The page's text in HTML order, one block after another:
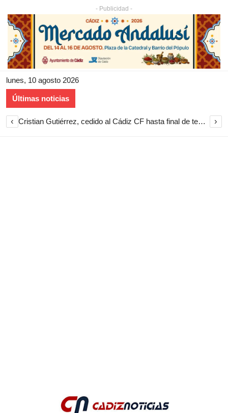
- Publicidad -
lunes, 10 agosto 2026
Últimas noticias
‹ Cristian Gutiérrez, cedido al Cádiz CF hasta final de temporada ›